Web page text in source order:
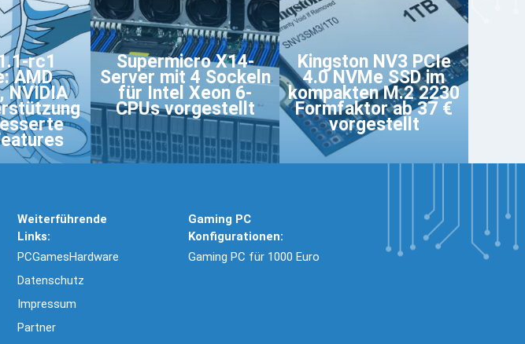
rc1
AMD
NVIDIA
Supermicro X14-
Server mit 4 Sockeln
für Intel Xeon 6-
CPUs vorgestellt
Kingston NV3 PCIe
4.0 NVMe SSD im
kompakten M.2 2230
Formfaktor ab 37 €
vorgestellt
Weiterführende
Links:
PCGamesHardware
Datenschutz
Impressum
Partner
Gaming PC
Konfigurationen:
Gaming PC für 1000 Euro